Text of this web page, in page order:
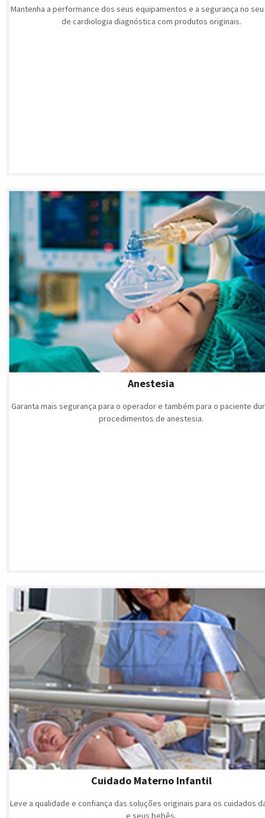
Mantenha a performance dos seus equipamentos e a segurança no
de cardiologia diagnóstica com produtos originais.
Anestesia
Garanta mais segurança para o operador e também para o paciente
procedimentos de anestesia.
Cuidado Materno Infantil
Leve a qualidade e confiança das soluções originais para os cuidados
e seus bebês.